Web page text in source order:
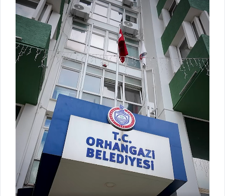
TARIMSAL AMAÇLI METEOROLOJİ İSTASYON VERİLERİ